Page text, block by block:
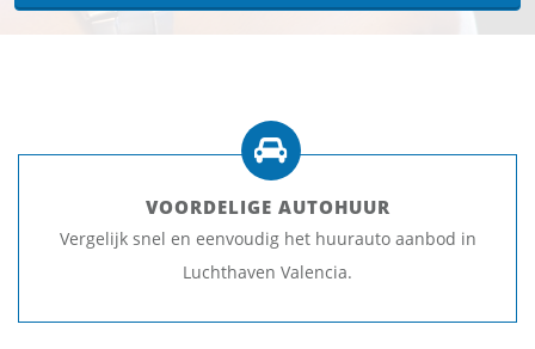
VOORDELIGE AUTOHUUR
Vergelijk snel en eenvoudig het huurauto aanbod in
Luchthaven Valencia.